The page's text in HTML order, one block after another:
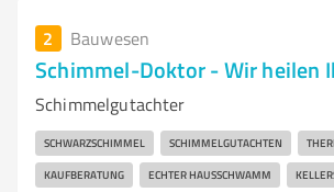
2 Bauwesen
Schimmel-Doktor - Wir heilen
Schimmelgutachter
SCHWARZSCHIMMEL SCHIMMELGUTACHTEN
KAUFBERATUNG ECHTER HAUSSCHWAMM